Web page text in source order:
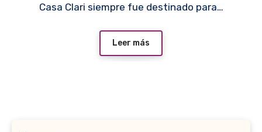
Casa Clari siempre fue destinado para…
Leer más